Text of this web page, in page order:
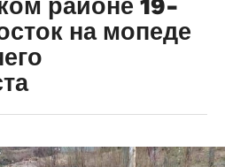
районе 19-
на мопеде